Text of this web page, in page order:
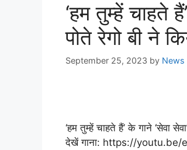
‘हम तुम्हें चाहते
पोते रेगो बी ने
September 25, 2023 by News
‘हम तुम्हें चाहते हैं’ के गाने ‘सेवा
देखें गाना: https://youtu.be/